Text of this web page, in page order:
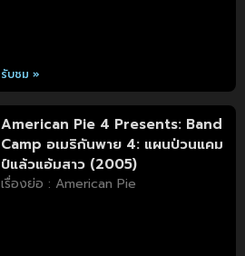
รับชม »
American Pie 4 Presents: Band
Camp อเมริกันพาย 4: แผนป่วนแคม
ป์แล้วแอ้มสาว (2005)
เรื่องย่อ : American Pie